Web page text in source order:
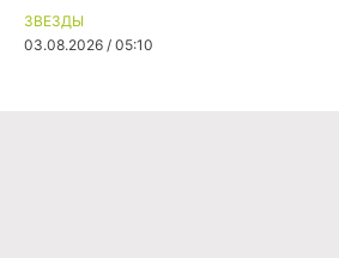
ЗВЕЗДЫ
03.08.2026 / 05:10